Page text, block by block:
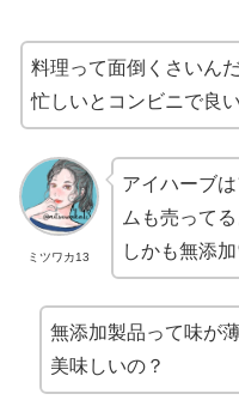
料理って面倒くさいん
忙しいとコンビニで良
ミツワカ13
アイハーブ
ムも売ってる
しかも無添
無添加製品って味が
美味しいの？